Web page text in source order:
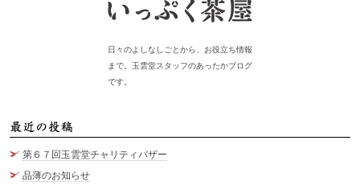
日々のよしなしごとから、お役立ち情報
まで。玉雲堂スタッフのあったかブログ
です。
第６７回玉雲堂チャリティバザー
品薄のお知らせ